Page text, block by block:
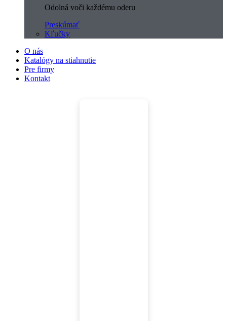
Odolná voči každému oderu
Preskúmať
Kľučky
O nás
Katalógy na stiahnutie
Pre firmy
Kontakt